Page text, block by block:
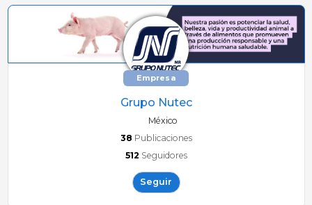
Empresa
Grupo Nutec
México
38 Publicaciones
512 Seguidores
Seguir